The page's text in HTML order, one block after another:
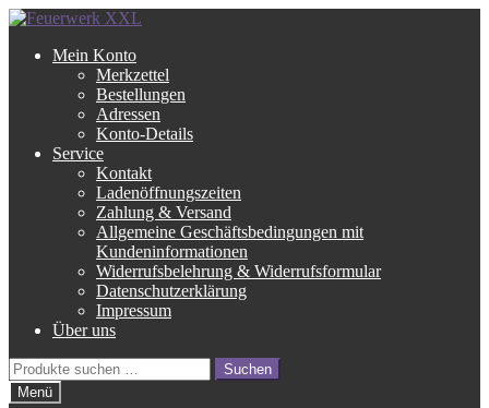
Zur
springen
Zum
springenMein Konto
Merkzettel
Bestellungen
Adressen
Konto-Details
Service
Kontakt
Ladenöffnungszeiten
Zahlung & Versand
Allgemeine Geschäftsbedingungen mit
Kundeninformationen
Widerrufsbelehrung & Widerrufsformular
Datenschutzerklärung
Impressum
Über uns
Suche
nach:
Suchen
Menü